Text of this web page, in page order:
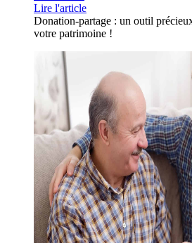
Lire l'article
Donation-partage : un outil
votre patrimoine !